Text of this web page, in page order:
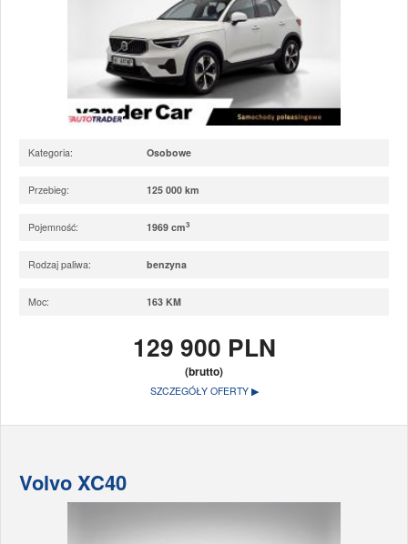
Kategoria: Osobowe
Przebieg: 125 000 km
Pojemność: 1969 cm3
Rodzaj paliwa: benzyna
Moc: 163 KM
129 900 PLN
(brutto)
SZCZEGÓŁY OFERTY ▶
Volvo XC40